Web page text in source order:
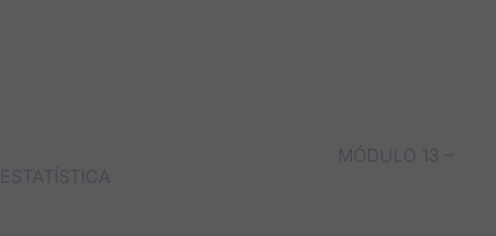
MÓDULO 13 –
ESTATÍSTICA